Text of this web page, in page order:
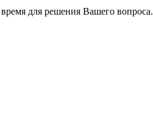
для решения Вашего вопроса.